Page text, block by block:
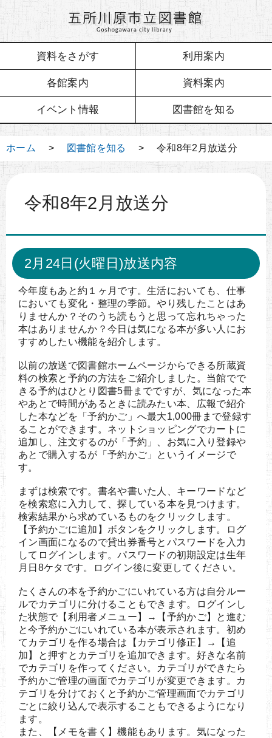
資料をさがす 利用案内
各館案内 資料案内
イベント情報 図書館を知る
ホーム > 図書館を知る > 令和8年2月放送分
令和8年2月放送分
2月24日(火曜日)放送内容
今年度もあと約１ヶ月です。生活においても、仕事
においても変化・整理の季節。やり残したことはあ
りませんか？そのうち読もうと思って忘れちゃった
本はありませんか？今日は気になる本が多い人にお
すすめしたい機能を紹介します。
以前の放送で図書館ホームページからできる所蔵資
料の検索と予約の方法をご紹介しました。当館でで
きる予約はひとり図書5冊までですが、気になった本
やあとで時間があるときに読みたい本、広報で紹介
した本などを「予約かご」へ最大1,000冊まで登録す
ることができます。ネットショッピングでカートに
追加し、注文するのが「予約」、お気に入り登録や
あとで購入するが「予約かご」というイメージで
す。
まずは検索です。書名や書いた人、キーワードなど
を検索窓に入力して、探している本を見つけます。
検索結果から求めているものをクリックします。
【予約かごに追加】ボタンをクリックします。ログ
イン画面になるので貸出券番号とパスワードを入力
してログインします。パスワードの初期設定は生年
月日8ケタです。ログイン後に変更してください。
たくさんの本を予約かごにいれている方は自分ルー
ルでカテゴリに分けることもできます。ログインし
た状態で【利用者メニュー】→【予約かご】と進む
と今予約かごにいれている本が表示されます。初め
てカテゴリを作る場合は【カテゴリ修正】→【追
加】と押すとカテゴリを追加できます。好きな名前
でカテゴリを作ってください。カテゴリができたら
予約かご管理の画面でカテゴリが変更できます。カ
テゴリを分けておくと予約かご管理画面でカテゴリ
ごとに絞り込んで表示することもできるようになり
ます。
また、【メモを書く】機能もあります。気になった